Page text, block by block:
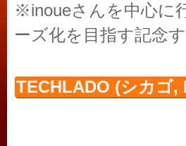
※inoueさんを中心に
ーズ化を目指す記念
TECHLADO (シカゴ,